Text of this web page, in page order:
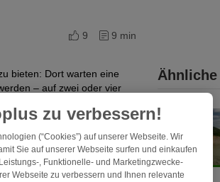
9
9 min
bieten: Dort warten eine
– auf zwei oder vier
zu verbessern!
(“Cookies”) auf unserer Webseite. Wir
Sie auf unserer Webseite surfen und einkaufen
, Funktionelle- und Marketingzwecke-
Webseite zu verbessern und Ihnen relevante